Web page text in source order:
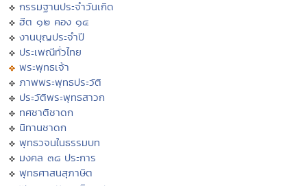
กรรมฐานประจำวันเกิด
ฮีต ๑๒ คอง ๑๔
งานบุญประจำปี
ประเพณีทั่วไทย
พระพุทธเจ้า
ภาพพระพุทธประวัติ
ประวัติพระพุทธสาวก
ทศชาติชาดก
นิทานชาดก
พุทธวจนในธรรมบท
มงคล ๓๘ ประการ
พุทธศาสนสุภาษิต